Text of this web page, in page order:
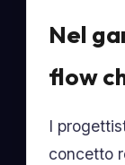
Nel
flow
I
concetto